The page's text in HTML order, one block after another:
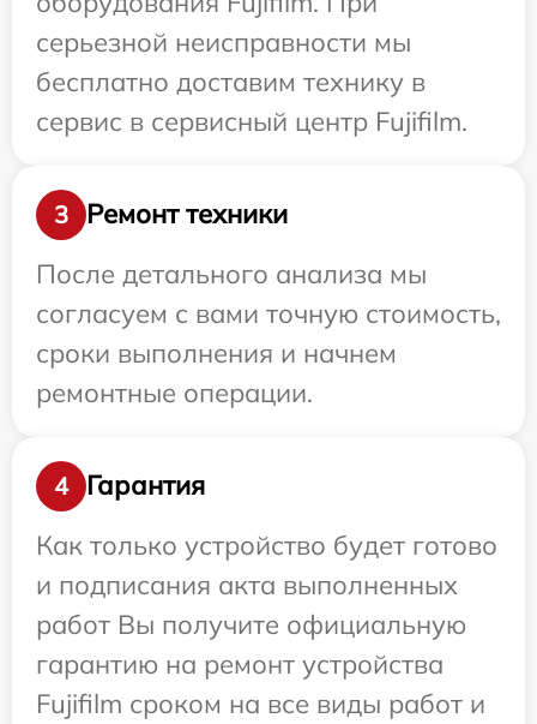
серьезной неисправности мы
бесплатно доставим технику в
сервис в сервисный центр Fujifilm.
3
Ремонт техники
После детального анализа мы
согласуем с вами точную стоимость,
сроки выполнения и начнем
ремонтные операции.
4
Гарантия
Как только устройство будет готово
и подписания акта выполненных
работ Вы получите официальную
гарантию на ремонт устройства
Fujifilm сроком на все виды работ и